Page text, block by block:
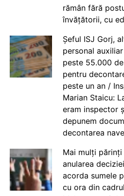
rămân fără
învățătorii, cu
Șeful ISJ Gorj,
personal
peste 55.000
pentru
peste un an /
Marian Staicu:
eram inspector
depunem
decontarea
Mai mulți
anularea
acorda sumele
cu ora din